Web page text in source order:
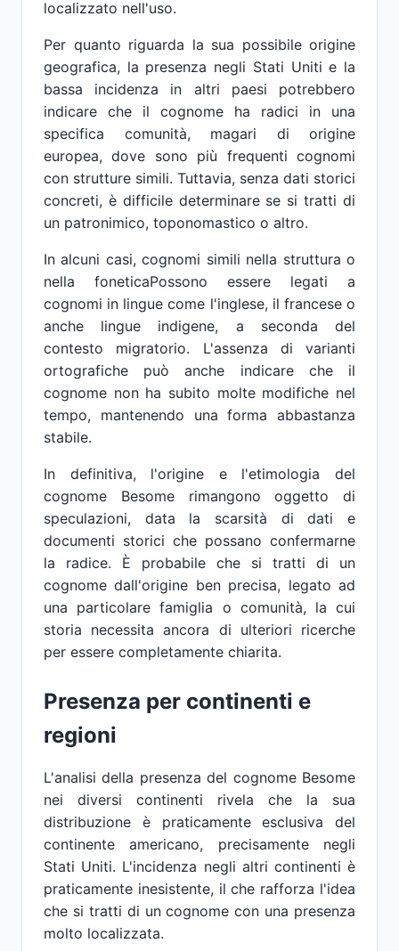
localizzato nell'uso.
Per quanto riguarda la sua possibile origine
geografica, la presenza negli Stati Uniti e la
bassa incidenza in altri paesi potrebbero
indicare che il cognome ha radici in una
specifica comunità, magari di origine
europea, dove sono più frequenti cognomi
con strutture simili. Tuttavia, senza dati storici
concreti, è difficile determinare se si tratti di
un patronimico, toponomastico o altro.
In alcuni casi, cognomi simili nella struttura o
nella foneticaPossono essere legati a
cognomi in lingue come l'inglese, il francese o
anche lingue indigene, a seconda del
contesto migratorio. L'assenza di varianti
ortografiche può anche indicare che il
cognome non ha subito molte modifiche nel
tempo, mantenendo una forma abbastanza
stabile.
In definitiva, l'origine e l'etimologia del
cognome Besome rimangono oggetto di
speculazioni, data la scarsità di dati e
documenti storici che possano confermarne
la radice. È probabile che si tratti di un
cognome dall'origine ben precisa, legato ad
una particolare famiglia o comunità, la cui
storia necessita ancora di ulteriori ricerche
per essere completamente chiarita.
Presenza per continenti e
regioni
L'analisi della presenza del cognome Besome
nei diversi continenti rivela che la sua
distribuzione è praticamente esclusiva del
continente americano, precisamente negli
Stati Uniti. L'incidenza negli altri continenti è
praticamente inesistente, il che rafforza l'idea
che si tratti di un cognome con una presenza
molto localizzata.